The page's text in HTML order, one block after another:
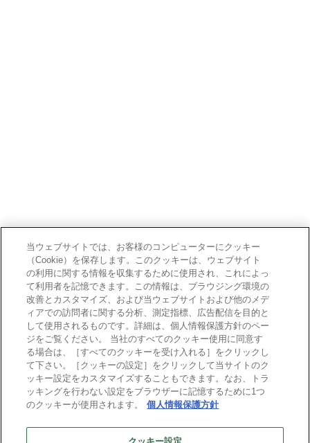
当ウェブサイトでは、お客様のコンピューターにクッキー
（Cookie）を保存します。このクッキーは、ウェブサイト
の利用に関する情報を収集するために使用され、これによっ
て利用者を記憶できます。この情報は、ブラウジング環境の
改善とカスタマイズ、および当ウェブサイトおよび他のメデ
ィアでの訪問者に関する分析、測定指標、広告配信を目的と
して使用されるものです。詳細は、個人情報保護方針のペー
ジをご覧ください。 当社のすべてのクッキー使用に同意す
る場合は、［すべてのクッキーを受け入れる］をクリックし
て下さい。［クッキーの設定］をクリックして当サイトのク
ッキー設定をカスタマイズすることもできます。なお、トラ
ッキングを行わない設定をブラウザーに記憶するために1つ
のクッキーが使用されます。
個人情報保護方針